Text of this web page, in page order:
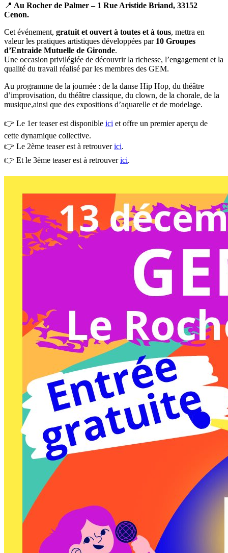
📍 Au Rocher de Palmer – 1 Rue Aristide Briand, 33152
Cenon.
Cet événement, gratuit et ouvert à toutes et à tous, mettra en
valeur les pratiques artistiques développées par 10 Groupes
d’Entraide Mutuelle de Gironde.
Une occasion privilégiée de découvrir la richesse, l’engagement et la
qualité du travail réalisé par les membres des GEM.
Au programme de la journée : de la danse Hip Hop, du théâtre
d’improvisation, du théâtre classique, du clown, de la chorale, de la
musique,ainsi que des expositions d’aquarelle et de modelage.
👉 Le 1er teaser est disponible ici et offre un premier aperçu de
cette dynamique collective.
👉 Le 2ème teaser est à retrouverici.
👉 Et le 3ème teaser est à retrouverici.